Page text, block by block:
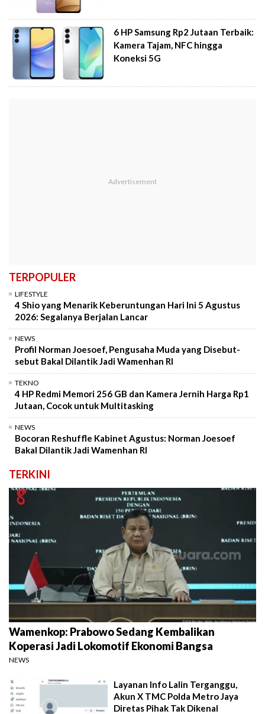
6 HP Samsung Rp2 Jutaan Terbaik:
Kamera Tajam, NFC hingga
Koneksi 5G
TERPOPULER
LIFESTYLE
4 Shio yang Menarik Keberuntungan Hari Ini 5 Agustus
2026: Segalanya Berjalan Lancar
NEWS
Profil Norman Joesoef, Pengusaha Muda yang Disebut-
sebut Bakal Dilantik Jadi Wamenhan RI
TEKNO
4 HP Redmi Memori 256 GB dan Kamera Jernih Harga Rp1
Jutaan, Cocok untuk Multitasking
NEWS
Bocoran Reshuffle Kabinet Agustus: Norman Joesoef
Bakal Dilantik Jadi Wamenhan RI
TERKINI
Wamenkop: Prabowo Sedang Kembalikan
Koperasi Jadi Lokomotif Ekonomi Bangsa
NEWS
Layanan Info Lalin Terganggu,
Akun X TMC Polda Metro Jaya
Diretas Pihak Tak Dikenal